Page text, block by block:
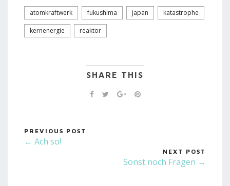
atomkraftwerk fukushima japan katastrophe
kernenergie reaktor
SHARE THIS
PREVIOUS POST
← Ach so!
NEXT POST
Sonst noch Fragen →